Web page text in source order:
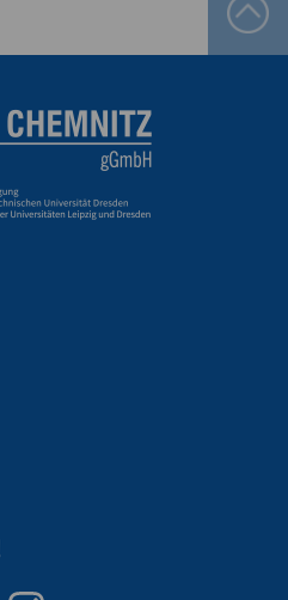
(PDF)
drucken